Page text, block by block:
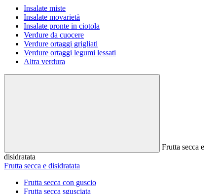
Insalate miste
Insalate movarietà
Insalate pronte in ciotola
Verdure da cuocere
Verdure ortaggi grigliati
Verdure ortaggi legumi lessati
Altra verdura
Frutta secca e
disidratata
Frutta secca e disidratata
Frutta secca con guscio
Frutta secca sgusciata